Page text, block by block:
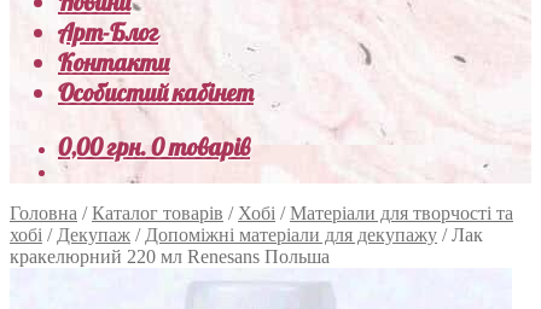
Арт-Блог
Контакти
Особистий кабінет
0,00грн.0 товарів
Головна /Каталог товарів / Хобі /Матеріали для творчості та
хобі / Декупаж / Допоміжні матеріали для декупажу /Лак
кракелюрний 220 мл Renesans Польша